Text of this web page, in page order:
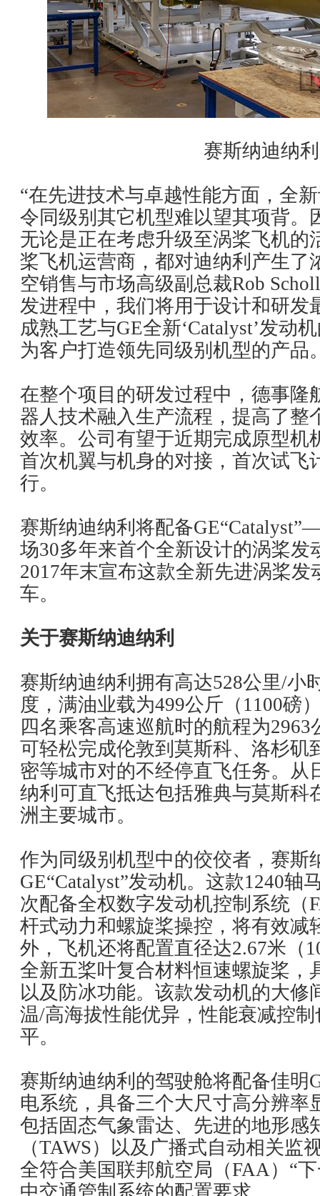
赛斯纳迪纳利
“在先进技术与卓越性能方面，全
令同级别其它机型难以望其项背。
无论是正在考虑升级至涡桨飞机的
桨飞机运营商，都对迪纳利产生了
空销售与市场高级副总裁Rob
发进程中，我们将用于设计和研发
成熟工艺与GE全新‘Catalyst’发动
为客户打造领先同级别机型的产品
在整个项目的研发过程中，德事隆
器人技术融入生产流程，提高了整
效率。公司有望于近期完成原型机
首次机翼与机身的对接，首次试飞
行。
赛斯纳迪纳利将配备
场30多年来首个全新设计的涡桨发
2017年末宣布这款全新先进涡桨发
车。
关于赛斯纳迪纳利
赛斯纳迪纳利拥有高达528公里/小
度，满油业载为499公斤（1100磅
四名乘客高速巡航时的航程为2963
可轻松完成伦敦到莫斯科、洛杉矶
密等城市对的不经停直飞任务。从
纳利可直飞抵达包括雅典与莫斯科
洲主要城市。
作为同级别机型中的佼佼者，赛斯
GE“Catalyst”发动机。这款1240轴
次配备全权数字发动机控制系统（
杆式动力和螺旋桨操控，将有效减
外，飞机还将配置直径达2.67米（
全新五桨叶复合材料恒速螺旋桨，
以及防冰功能。该款发动机的大修
温/高海拔性能优异，性能衰减控
平。
赛斯纳迪纳利的驾驶舱将配备佳明
电系统，具备三个大尺寸高分辨率
包括固态气象雷达、先进的地形感
（TAWS）以及广播式自动相关监
全符合美国联邦航空局（FAA）“
中交通管制系统的配置要求。